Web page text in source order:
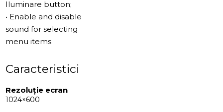
Iluminare button;
• Enable and disable
sound for selecting
menu items
Caracteristici
Rezoluție ecran
1024×600